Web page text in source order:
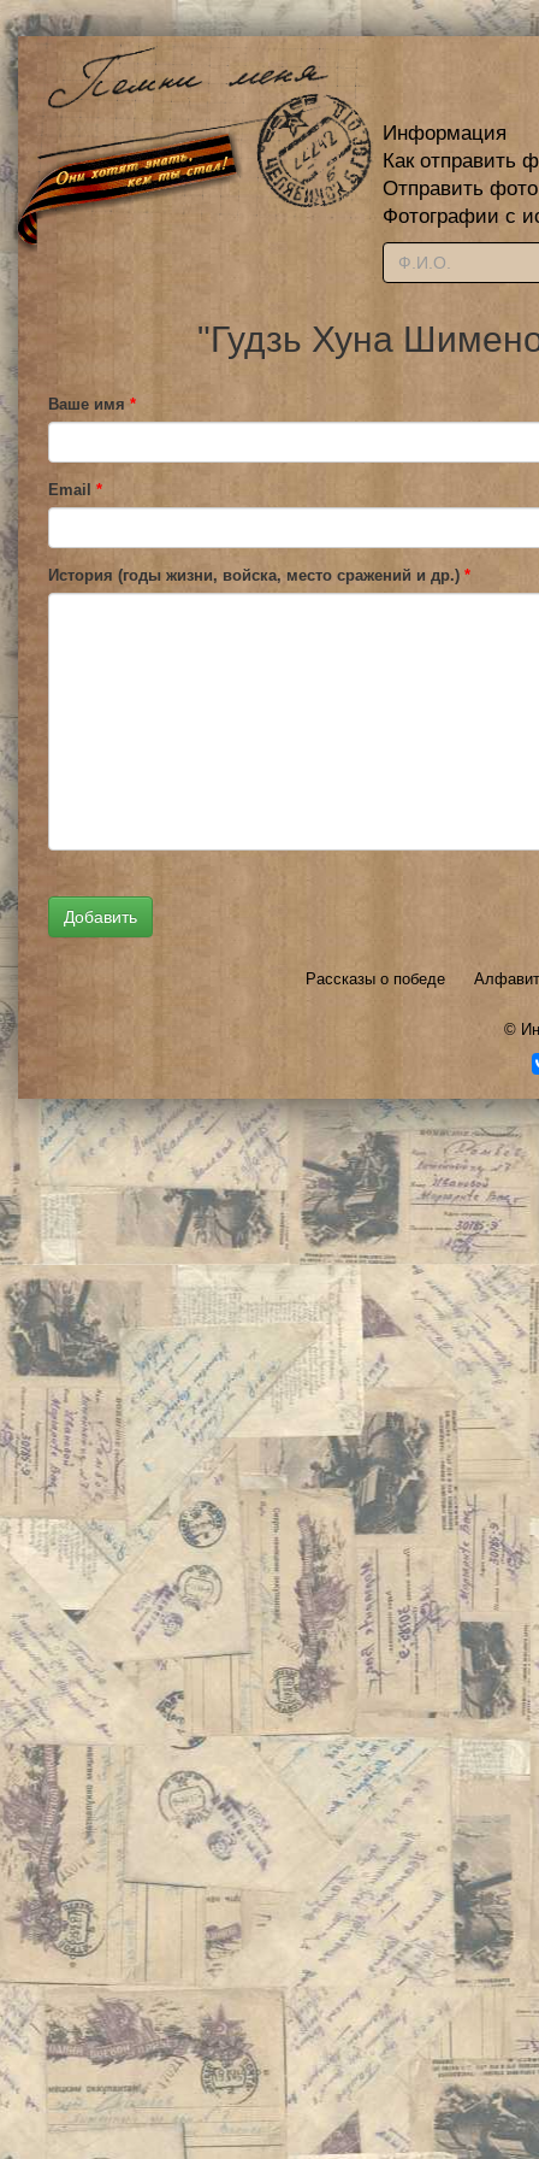
Информация
Как отправить
Отправить
Фотографии с
"Гудзь Хуна
Ваше имя *
Email *
История (годы жизни, войска, место сражений и др.) *
Рассказы о победе
©